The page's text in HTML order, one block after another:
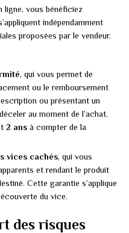
ligne, vous bénéficiez
indépendamment
proposées par le vendeur.
, qui vous permet de
ou le remboursement
ou présentant un
au moment de l’achat.
2 ans à compter de la
vices cachés, qui vous
et rendant le produit
Cette garantie s’applique
du vice.
des risques